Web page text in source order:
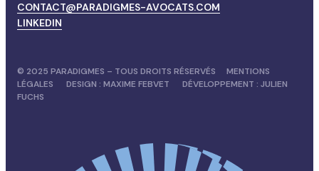
CONTACT@PARADIGMES-AVOCATS.COM
LINKEDIN
© 2025 PARADIGMES – TOUS DROITS RÉSERVÉSMENTIONS
LÉGALES DESIGN :MAXIME FEBVET DÉVELOPPEMENT :JULIEN
FUCHS